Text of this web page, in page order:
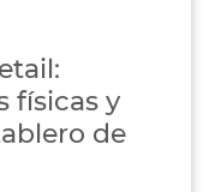
físicas y
de